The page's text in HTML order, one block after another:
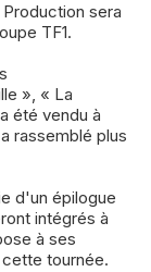
sera
TF1.
», « La
été vendu à
rassemblé plus
d'un épilogue
intégrés à
à ses
tournée.